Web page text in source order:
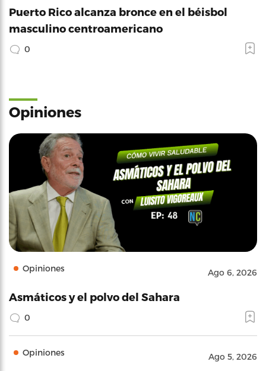
Puerto Rico alcanza bronce en el béisbol
masculino centroamericano
0
Opiniones
Opiniones Ago 6, 2026
Asmáticos y el polvo del Sahara
0
Opiniones Ago 5, 2026